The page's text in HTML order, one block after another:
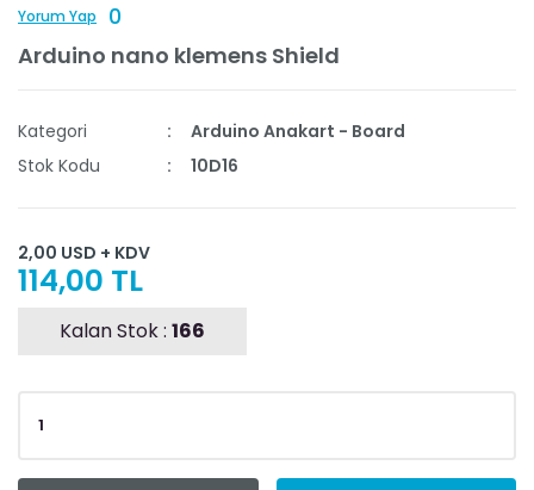
Yorum Yap
0
Arduino nano klemens Shield
Kategori
Arduino Anakart - Board
Stok Kodu
10D16
2,00 USD + KDV
114,00 TL
Kalan Stok : 166